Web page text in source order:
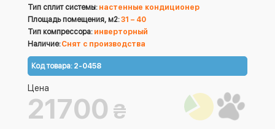
Тип сплит системы: настенные кондиционер
Площадь помещения, м2:31 – 40
Тип компрессора: инверторный
Наличие:Снят с производства
Код товара: 2-0458
Цена
21700 ₴